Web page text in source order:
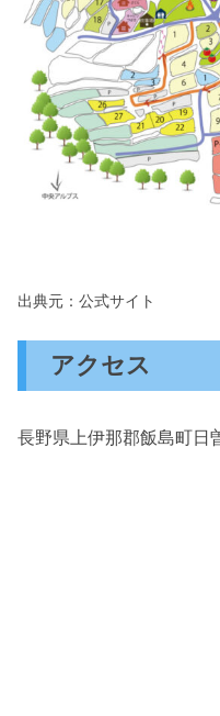
出典元：公式サイト
アクセス
長野県上伊那郡飯島町日